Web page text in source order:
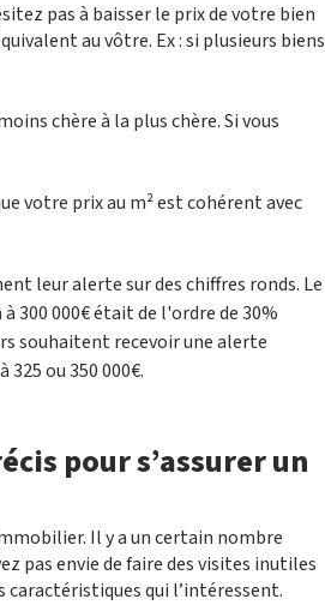
pas à baisser le prix de votre bien
au vôtre. Ex : si plusieurs biens
chère à la plus chère. Si vous
votre prix au m² est cohérent avec
leur alerte sur des chiffres ronds. Le
300 000€ était de l'ordre de 30%
souhaitent recevoir une alerte
ou 350 000€.
pour s’assurer un
Il y a un certain nombre
pas envie de faire des visites inutiles
caractéristiques qui l’intéressent.